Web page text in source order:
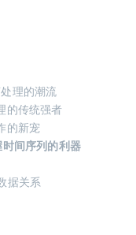
理的潮流
的传统强者
的新宠
间序列的利器
据关系